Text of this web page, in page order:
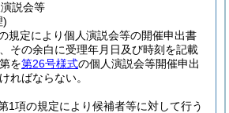
説会等
)
規定により個人演説会等の開催申出書
その余白に受理年月日及び時刻を記載
を第26号様式の個人演説会等開催申出
ればならない。
1項の規定により候補者等に対して行う